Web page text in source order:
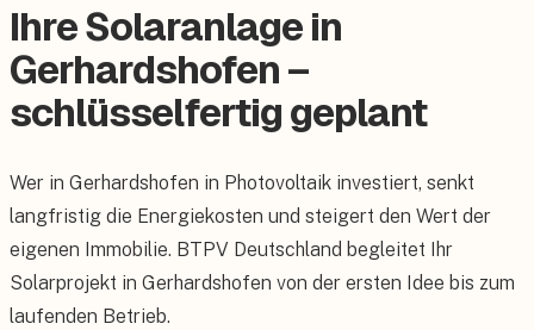
Ihre Solaranlage in
Gerhardshofen –
schlüsselfertig geplant
Wer in Gerhardshofen in Photovoltaik investiert, senkt
langfristig die Energiekosten und steigert den Wert der
eigenen Immobilie. BTPV Deutschland begleitet Ihr
Solarprojekt in Gerhardshofen von der ersten Idee bis zum
laufenden Betrieb.